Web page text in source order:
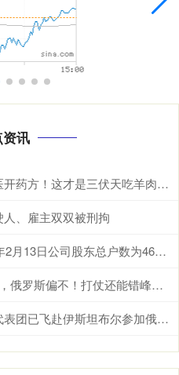
讯
金牛在线 伏羊一碗汤，不用神医开药方！这才是三伏天吃羊肉的真相
、雇主双双被刑拘
众银策略 安凯客车：截至2026年2月13日公司股东总户数为46720户
兴泊证券 泽连斯基宣布6号停火，俄罗斯偏不！打仗还能错峰开火？ 我们先从这魔幻
同花财富 俄总统新闻秘书：俄代表团已飞赴伊斯坦布尔参加俄乌第三轮谈判